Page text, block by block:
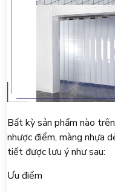
Bất kỳ sản phẩm nào
nhược điểm, màng nhựa
tiết được lưu ý như sau:
Ưu điểm